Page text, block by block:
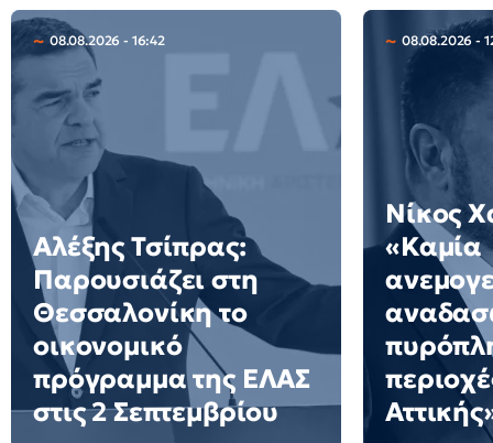
08.08.2026 - 16:42
Αλέξης Τσίπρας:
Παρουσιάζει στη
Θεσσαλονίκη το
οικονομικό
πρόγραμμα της ΕΛΑΣ
στις 2 Σεπτεμβρίου
08.08.2026 -
Νίκος
«Καμία